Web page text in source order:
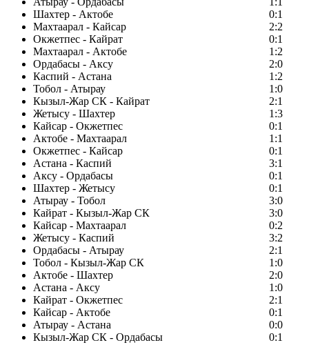
Шахтер - Актобе
0:1
Махтаарал - Кайсар
2:2
Окжетпес - Кайрат
0:1
Махтаарал - Актобе
1:2
Ордабасы - Аксу
2:0
Каспий - Астана
1:2
Тобол - Атырау
1:0
Кызыл-Жар СК - Кайрат
2:1
Жетысу - Шахтер
1:3
Кайсар - Окжетпес
0:1
Актобе - Махтаарал
1:1
Окжетпес - Кайсар
0:1
Астана - Каспий
3:1
Аксу - Ордабасы
0:1
Шахтер - Жетысу
0:1
Атырау - Тобол
3:0
Кайрат - Кызыл-Жар СК
3:0
Кайсар - Махтаарал
0:2
Жетысу - Каспий
3:2
Ордабасы - Атырау
2:1
Тобол - Кызыл-Жар СК
1:0
Актобе - Шахтер
2:0
Астана - Аксу
1:0
Кайрат - Окжетпес
2:1
Кайсар - Актобе
0:1
Атырау - Астана
0:0
Кызыл-Жар СК - Ордабасы
0:1